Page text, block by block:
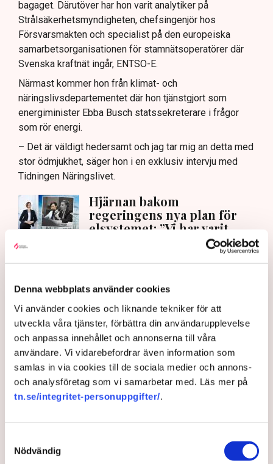
Denna webbplats använder cookies
Vi använder cookies och liknande tekniker för att
utveckla våra tjänster, förbättra din användarupplevelse
och anpassa innehållet och annonserna till våra
användare. Vi vidarebefordrar även information som
samlas in via cookies till de sociala medier och annons-
och analysföretag som vi samarbetar med. Läs mer på
tn.se/integritet-personuppgifter/.
Nödvändig
bagaget. Därutöver har hon varit analytiker på
Strålsäkerhetsmyndigheten, chefsingenjör hos
Försvarsmakten och specialist på den europeiska
samarbetsorganisationen för stamnätsoperatörer där
Svenska kraftnät ingår, ENTSO-E.
Närmast kommer hon från klimat- och
näringslivsdepartementet där hon tjänstgjort som
energiminister Ebba Busch statssekreterare i frågor
som rör energi.
– Det är väldigt hedersamt och jag tar mig an detta med
stor ödmjukhet, säger hon i en exklusiv intervju med
Tidningen Näringslivet.
Hjärnan bakom
regeringens nya plan för
elsystemet: ”Vi har varit
förutsättningar för näringslivet?
– Det är väldigt viktigt att tydliggöra hur vi kan
expandera och möta industrins behov av el. Jag ser det
som en grundläggande förutsättning för vår
konkurrenskraft och då är det viktigt att säkerställa
leveranssäkerhet och att kunna visa företagen att
Sverige är ett land där vi har rådighet över vår
energiförsörjning och att vi kommer att stå stadiga
överföringssystemet vilket innebär att de planerar,